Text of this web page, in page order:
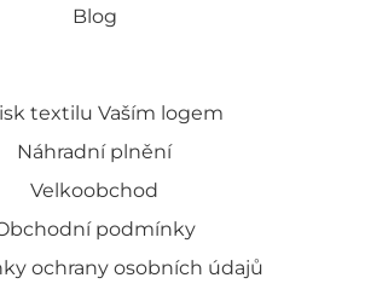
Blog
textilu Vaším logem
Náhradní plnění
Velkoobchod
podmínky
ochrany osobních údajů